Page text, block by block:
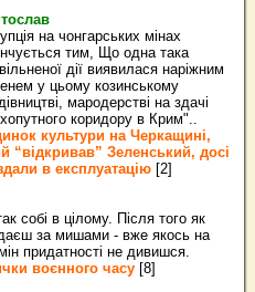
на чонгарських мінах
тим, Що одна така
дії виявилася наріжним
у цьому козинському
мародерстві на здачі
коридору в Крим"..
культури на Черкащині,
“відкривав” Зеленський, досі
в експлуатацію [2]
собі в цілому. Після того як
за мишами - вже якось на
придатності не дивишся.
воєнного часу [8]